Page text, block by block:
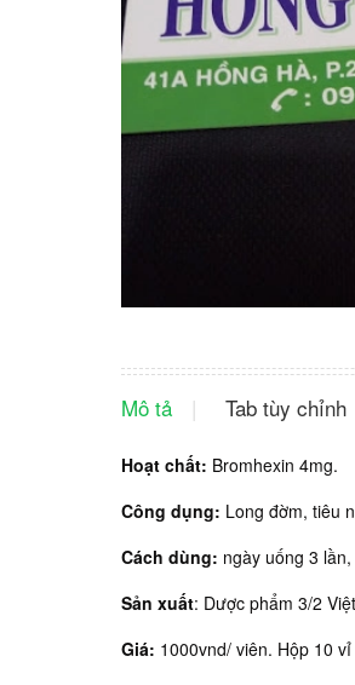
Mô tả Tab tùy chỉnh
Hoạt chất: Bromhexin 4mg.
Công dụng: Long đờm, tiêu
Cách dùng: ngày uống 3
Sản xuất: Dược phẩm 3/2
Giá: 1000vnd/ viên. Hộp 10